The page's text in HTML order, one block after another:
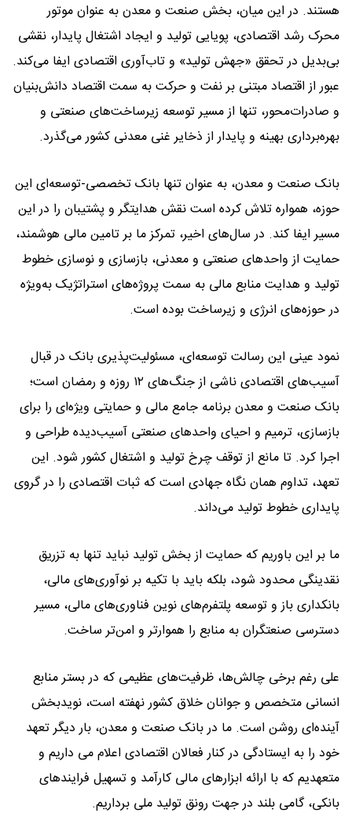
هستند. در این میان، بخش صنعت و معدن به عنوان موتور
محرک رشد اقتصادی، پویایی تولید و ایجاد اشتغال پایدار، نقشی
بی‌بدیل در تحقق «جهش تولید» و تاب‌آوری اقتصادی ایفا می‌کند.
عبور از اقتصاد مبتنی بر نفت و حرکت به سمت اقتصاد دانش‌بنیان
و صادرات‌محور، تنها از مسیر توسعه زیرساخت‌های صنعتی و
بهره‌برداری بهینه و پایدار از ذخایر غنی معدنی کشور می‌گذرد.
بانک صنعت و معدن، به عنوان تنها بانک تخصصی-توسعه‌ای این
حوزه، همواره تلاش کرده است نقش هدایتگر و پشتیبان را در این
مسیر ایفا کند. در سال‌های اخیر، تمرکز ما بر تامین مالی هوشمند،
حمایت از واحدهای صنعتی و معدنی، بازسازی و نوسازی خطوط
تولید و هدایت منابع مالی به سمت پروژه‌های استراتژیک به‌ویژه
در حوزه‌های انرژی و زیرساخت بوده است.
نمود عینی این رسالت توسعه‌ای، مسئولیت‌پذیری بانک در قبال
آسیب‌های اقتصادی ناشی از جنگ‌های ۱۲ روزه و رمضان است؛
بانک صنعت و معدن برنامه جامع مالی و حمایتی ویژه‌ای را برای
بازسازی، ترمیم و احیای واحدهای صنعتی آسیب‌دیده طراحی و
اجرا کرد. تا مانع از توقف چرخ تولید و اشتغال کشور شود. این
تعهد، تداوم همان نگاه جهادی است که ثبات اقتصادی را در گروی
پایداری خطوط تولید می‌داند.
ما بر این باوریم که حمایت از بخش تولید نباید تنها به تزریق
نقدینگی محدود شود، بلکه باید با تکیه بر نوآوری‌های مالی،
بانکداری باز و توسعه پلتفرم‌های نوین فناوری‌های مالی، مسیر
دسترسی صنعتگران به منابع را هموارتر و امن‌تر ساخت.
علی رغم برخی چالش‌ها، ظرفیت‌های عظیمی که در بستر منابع
انسانی متخصص و جوانان خلاق کشور نهفته است، نویدبخش
آینده‌ای روشن است. ما در بانک صنعت و معدن، بار دیگر تعهد
خود را به ایستادگی در کنار فعالان اقتصادی اعلام می داریم و
متعهدیم که با ارائه ابزارهای مالی کارآمد و تسهیل فرایندهای
بانکی، گامی بلند در جهت رونق تولید ملی برداریم.